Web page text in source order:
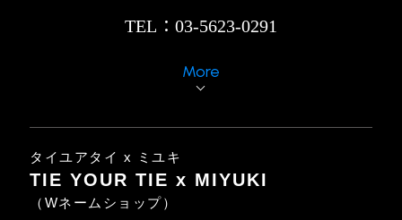
TEL：03-5623-0291
More
タイユアタイ x ミユキ
TIE YOUR TIE x MIYUKI
（Wネームショップ）